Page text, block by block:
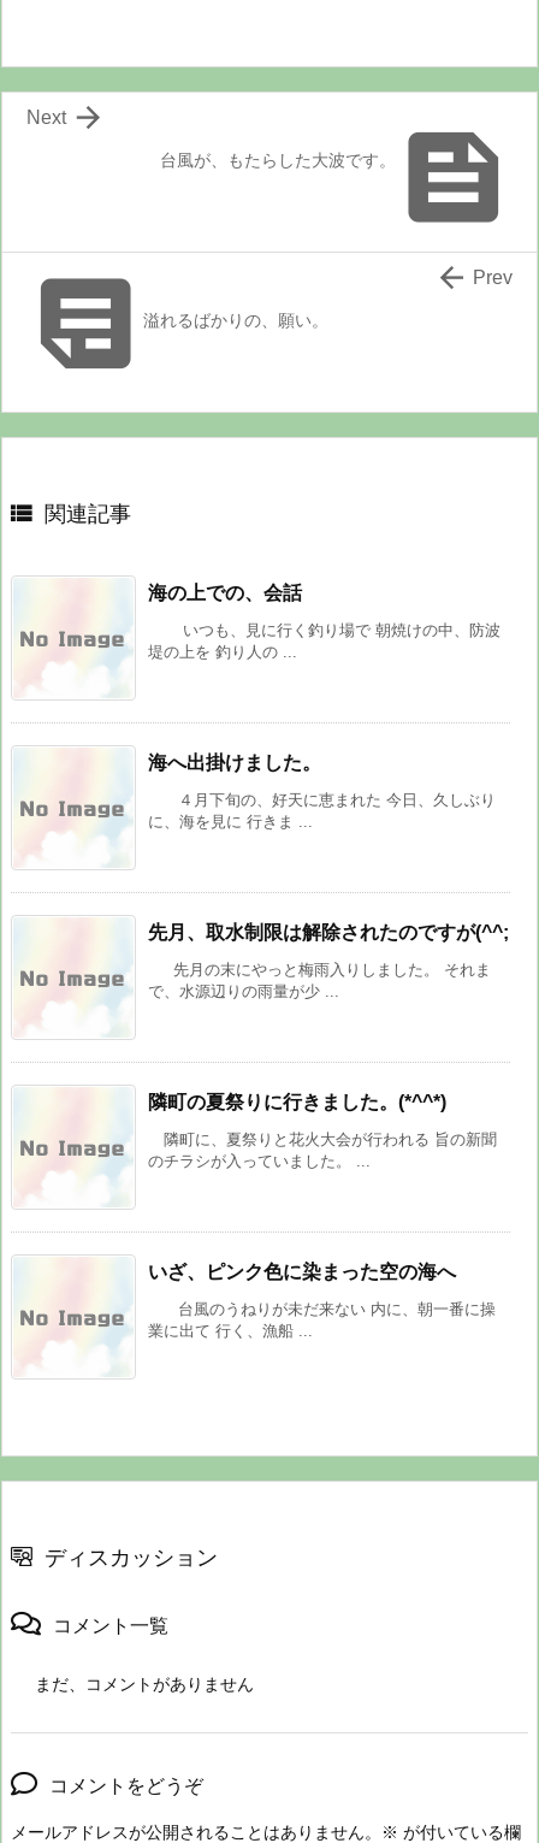

台風が、もたらした大波です。

Next
溢れるばかりの、願い。
 Prev
 関連記事
海の上での、会話
いつも、見に行く釣り場で 朝焼けの中、防波
堤の上を 釣り人の ...
海へ出掛けました。
４月下旬の、好天に恵まれた 今日、久しぶり
に、海を見に 行きま ...
先月、取水制限は解除されたのですが(^^;
先月の末にやっと梅雨入りしました。 それま
で、水源辺りの雨量が少 ...
隣町の夏祭りに行きました。(*^^*)
隣町に、夏祭りと花火大会が行われる 旨の新聞
のチラシが入っていました。 ...
いざ、ピンク色に染まった空の海へ
台風のうねりが未だ来ない 内に、朝一番に操
業に出て 行く、漁船 ...
ディスカッション
コメント一覧
まだ、コメントがありません
コメントをどうぞ
メールアドレスが公開されることはありません。 ※ が付いている欄